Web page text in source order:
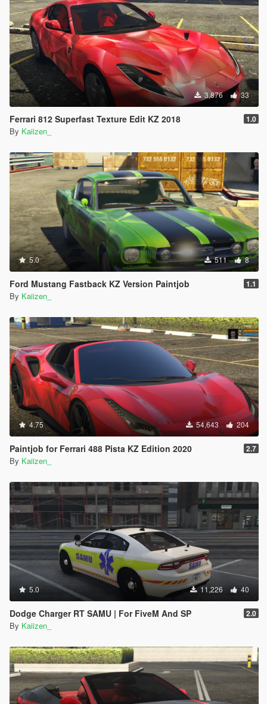
3,876 33
Ferrari 812 Superfast Texture Edit KZ 2018 1.0
By Kaiizen_
5.0 511 8
Ford Mustang Fastback KZ Version Paintjob 1.1
By Kaiizen_
4.75 54,643 204
Paintjob for Ferrari 488 Pista KZ Edition 2020 2.7
By Kaiizen_
5.0 11,226 40
Dodge Charger RT SAMU | For FiveM And SP 2.0
By Kaiizen_